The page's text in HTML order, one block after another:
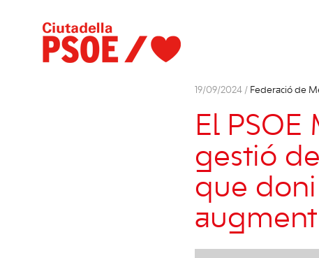
19/09/2024 / Federació de
El
gestió
que doni
augment